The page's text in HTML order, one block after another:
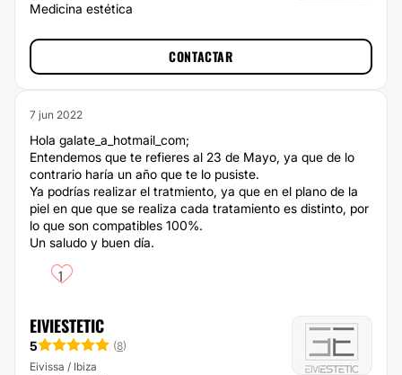
Medicina estética
CONTACTAR
7 jun 2022
Hola galate_a_hotmail_com;
Entendemos que te refieres al 23 de Mayo, ya que de lo
contrario haría un año que te lo pusiste.
Ya podrías realizar el tratmiento, ya que en el plano de la
piel en que que se realiza cada tratamiento es distinto, por
lo que son compatibles 100%.
Un saludo y buen día.
1
EIVIESTETIC
5 (8)
Eivissa / Ibiza